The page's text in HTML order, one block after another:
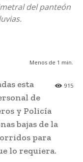
del panteón
Menos de 1 min.
915
esta
de
y Policía
bajas de la
para
lo requiera.